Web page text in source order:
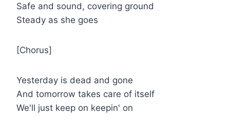
Safe and sound, covering ground
Steady as she goes
[Chorus]
Yesterday is dead and gone
And tomorrow takes care of itself
We'll just keep on keepin' on